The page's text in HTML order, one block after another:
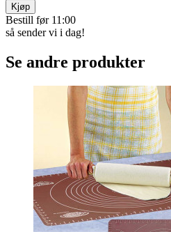
Kjøp
Bestill før 11:00
så sender vi i dag!
Se andre produkter